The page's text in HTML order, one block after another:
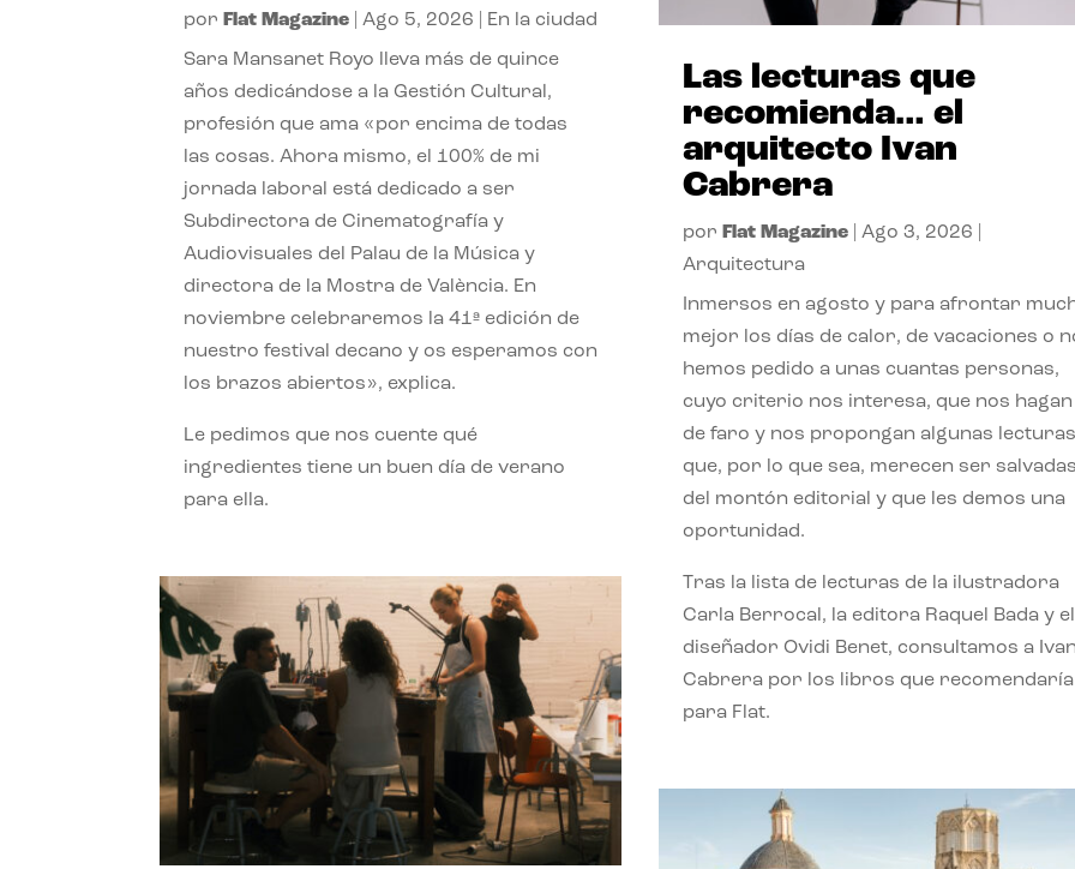
por Flat Magazine |Ago 5, 2026 En la ciudad
Sara Mansanet Royo lleva más de quince
años dedicándose a la Gestión Cultural,
profesión que ama «por encima de todas
las cosas. Ahora mismo, el 100% de mi
jornada laboral está dedicado a ser
Subdirectora de Cinematografía y
Audiovisuales del Palau de la Música y
directora de la Mostra de València. En
noviembre celebraremos la 41ª edición de
nuestro festival decano y os esperamos con
los brazos abiertos», explica.
Le pedimos que nos cuente qué
ingredientes tiene un buen día de verano
para ella.
Las lecturas que
recomienda… el
arquitecto Ivan
Cabrera
por Flat Magazine| Ago 3, 2026
Arquitectura
Inmersos en agosto y para afrontar
mejor los días de calor, de vacaciones o
hemos pedido a unas cuantas personas,
cuyo criterio nos interesa, que nos hagan
de faro y nos propongan algunas lecturas
que, por lo que sea, merecen ser
del montón editorial y que les demos una
oportunidad.
Tras la lista de lecturas de la ilustradora
Carla Berrocal, la editora Raquel Bada y el
diseñador Ovidi Benet, consultamos a
Cabrera por los libros que recomendaría
para Flat.